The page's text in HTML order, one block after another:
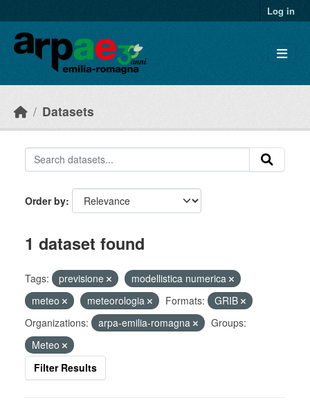
Log in
Datasets
Order by
1 dataset found
Tags: previsione
modellistica numerica
meteo
meteorologia Formats:
GRIB
Organizations:
arpa-emilia-romagna
Groups:
Meteo
Filter Results